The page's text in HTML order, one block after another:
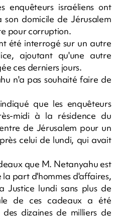
enquêteurs israéliens ont
domicile de Jérusalem
pour corruption.
été interrogé sur un autre
ajoutant qu'une autre
ces derniers jours.
n'a pas souhaité faire de
que les enquêteurs
midi à la résidence du
de Jérusalem pour un
celui de lundi, qui avait
que M. Netanyahu est
la part d'hommes d'affaires,
Justice lundi sans plus de
de ces cadeaux a été
dizaines de milliers de